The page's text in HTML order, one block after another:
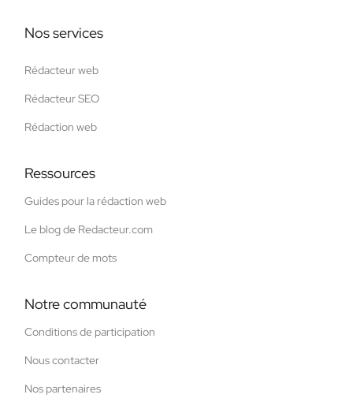
Nos services
Rédacteur web
Rédacteur SEO
Rédaction web
Ressources
Guides pour la rédaction web
Le blog de Redacteur.com
Compteur de mots
Notre communauté
Conditions de participation
Nous contacter
Nos partenaires